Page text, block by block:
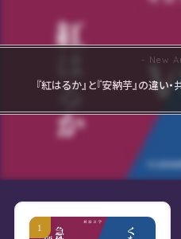
『紅はるか』と『安納芋』の違い